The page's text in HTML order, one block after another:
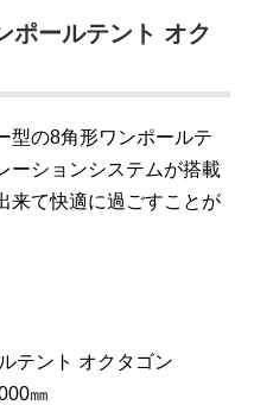
ポールテント オク
型の8角形ワンポールテ
ーションシステムが搭載
来て快適に過ごすことが
テント オクタゴン
㎜